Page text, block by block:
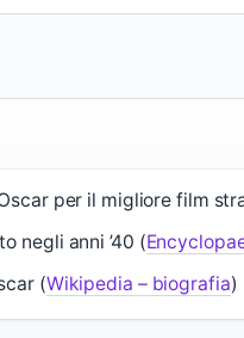
per il migliore film
negli anni ’40 (
(Wikipedia – biografia)